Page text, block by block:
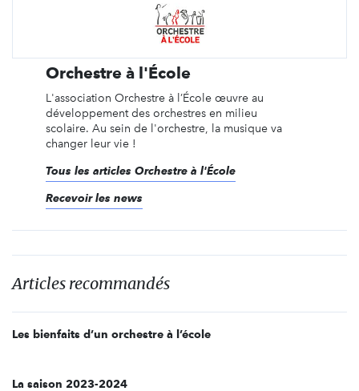
Orchestre à l'École
L'association Orchestre à l’École œuvre au
développement des orchestres en milieu
scolaire. Au sein de l'orchestre, la musique va
changer leur vie !
Tous les articles Orchestre à l'École
Recevoir les news
Articles recommandés
Les bienfaits d’un orchestre à l’école
La saison 2023-2024